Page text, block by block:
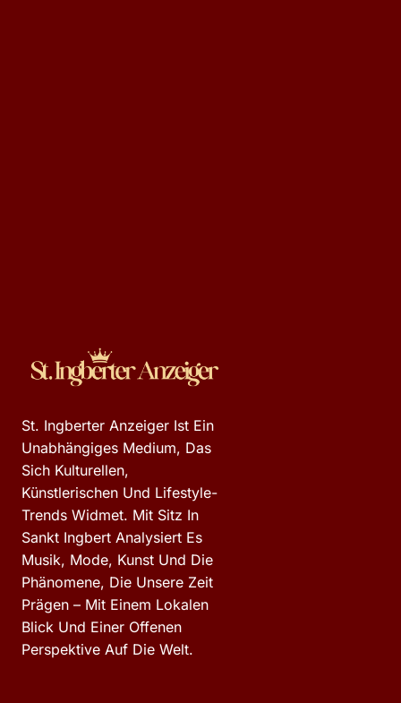
St. Ingberter Anzeiger Ist Ein
Unabhängiges Medium, Das
Sich Kulturellen,
Künstlerischen Und Lifestyle-
Trends Widmet. Mit Sitz In
Sankt Ingbert Analysiert Es
Musik, Mode, Kunst Und Die
Phänomene, Die Unsere Zeit
Prägen – Mit Einem Lokalen
Blick Und Einer Offenen
Perspektive Auf Die Welt.